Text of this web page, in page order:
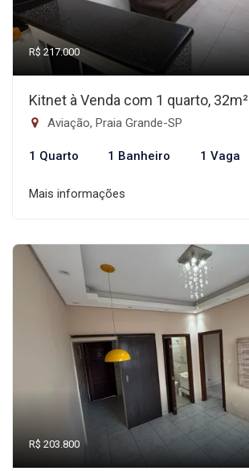
R$ 217.000
Kitnet à Venda com 1 quarto, 32m²
Aviação, Praia Grande-SP
1 Quarto 1 Banheiro 1 Vaga
Mais informações
R$ 203.800